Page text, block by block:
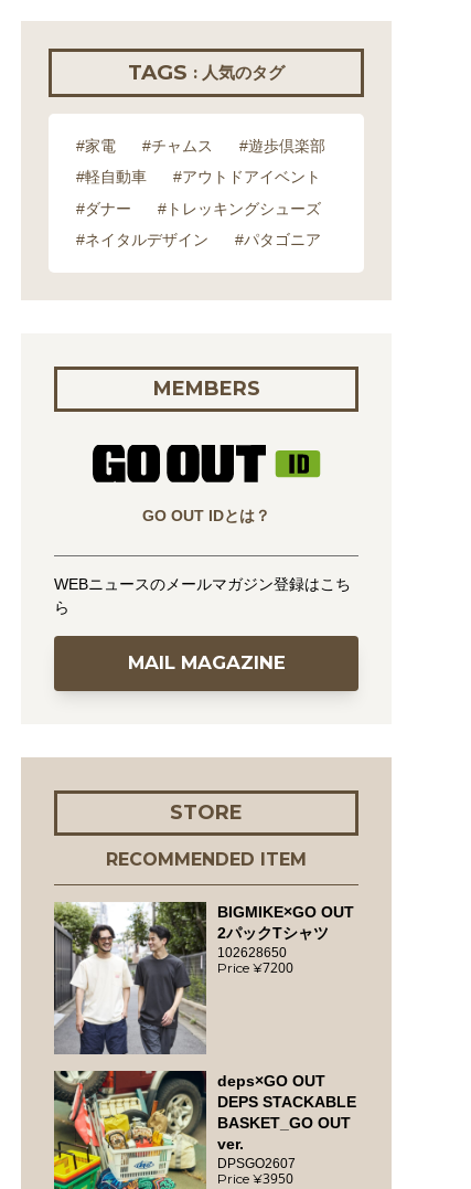
TAGS : 人気のタグ
#家電 #チャムス
#遊歩倶楽部
#軽自動車
#アウトドアイベント
#ダナー
#トレッキングシューズ
#ネイタルデザイン
#パタゴニア
MEMBERS
GO OUT IDとは？
WEBニュースのメールマガジン登録はこち
ら
MAIL MAGAZINE
STORE
RECOMMENDED ITEM
BIGMIKE×GO OUT
2パックTシャツ
102628650
7200
deps×GO OUT
DEPS STACKABLE
BASKET_GO OUT
ver.
DPSGO2607
3950